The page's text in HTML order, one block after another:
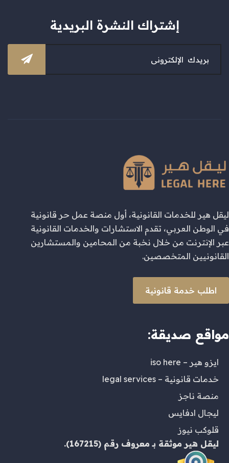
إشتراك النشرة البريدية
ليقل هير للخدمات القانونية، أول منصة عمل حر قانونية
في الوطن العربي، تقدم الاستشارات والخدمات القانونية
عبر الإنترنت من خلال نخبة من المحامين والمستشارين
القانونيين المتخصصين.
اطلب خدمة قانونية
مواقع صديقة:
ايزو هير – iso here
خدمات قانونية – legal services
منصة ناجز
ليجال ادفايس
قلوكب نيوز
ليقل هير موثقة بـ معروف رقم (167215).